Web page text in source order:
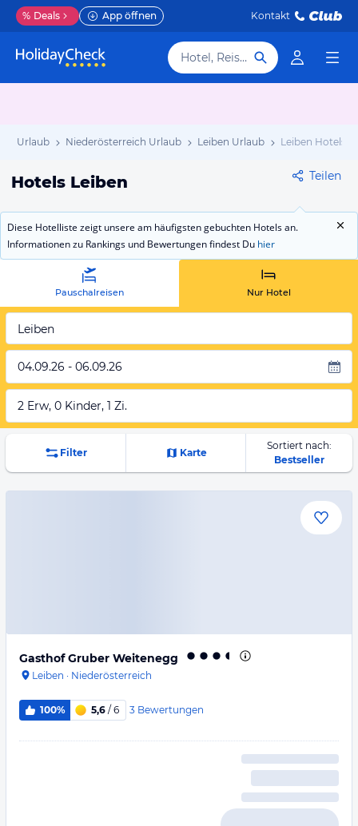
% Deals App öffnen Kontakt
Hotel, Reiseziel
Urlaub Niederösterreich Urlaub Leiben Urlaub Leiben Hotels
Hotels Leiben Teilen
Diese Hotelliste zeigt unsere am häufigsten gebuchten Hotels an.
Informationen zu Rankings und Bewertungen findest Du hier
Pauschalreisen Nur Hotel
Leiben
04.09.26 - 06.09.26
2 Erw, 0 Kinder, 1 Zi.
Filter Karte
Sortiert nach:
Bestseller
Gasthof Gruber Weitenegg
Leiben · Niederösterreich
100% 5,6 / 6 3 Bewertungen